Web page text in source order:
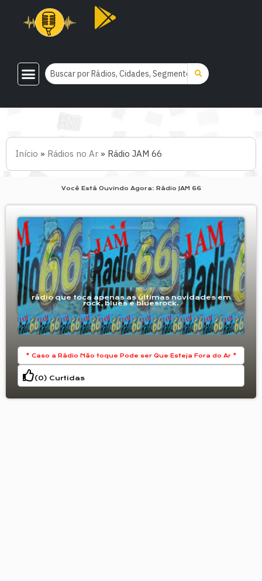
Início » Rádios no Ar » Rádio JAM 66
Você Está Ouvindo Agora: Rádio JAM 66
rádio que toca apenas as últimas novidades em
rock, blues e bluesrock.
* Caso a Rádio Não toque Pode ser Que Esteja Fora do Ar *
(0) Curtidas